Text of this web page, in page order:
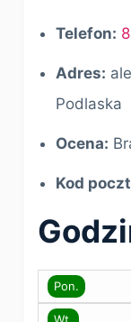
Telefon:
Adres:
Podlaska
Ocena:
Kod
Pon.